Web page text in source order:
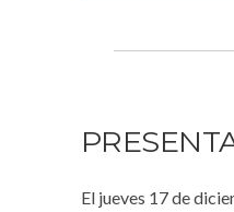
El jueves 17 de